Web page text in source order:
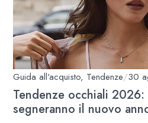
Guida all'acquisto, Tendenze/30
Tendenze occhiali
segneranno il nuovo